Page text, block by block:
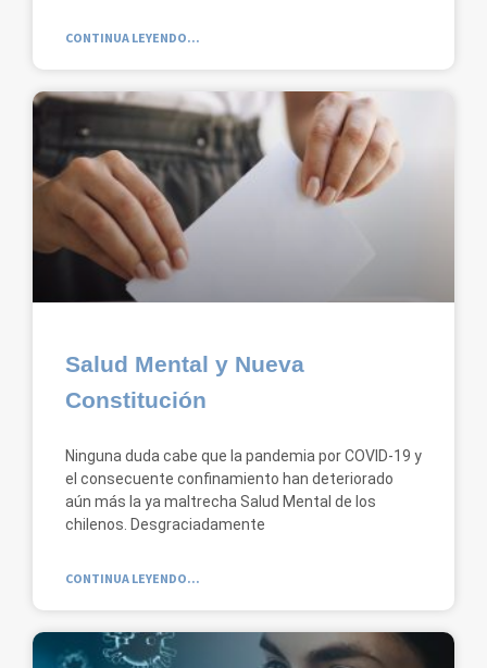
CONTINUA LEYENDO...
Salud Mental y Nueva
Constitución
Ninguna duda cabe que la pandemia por COVID-19 y
el consecuente confinamiento han deteriorado
aún más la ya maltrecha Salud Mental de los
chilenos. Desgraciadamente
CONTINUA LEYENDO...